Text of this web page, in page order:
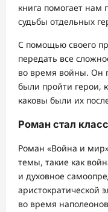
книга помогает нам
судьбы отдельных
С помощью своего
передать все
во время войны. Он
были пройти герои,
каковы были их
Роман стал
Роман «Война и
темы, такие как
и духовное
аристократической
во время